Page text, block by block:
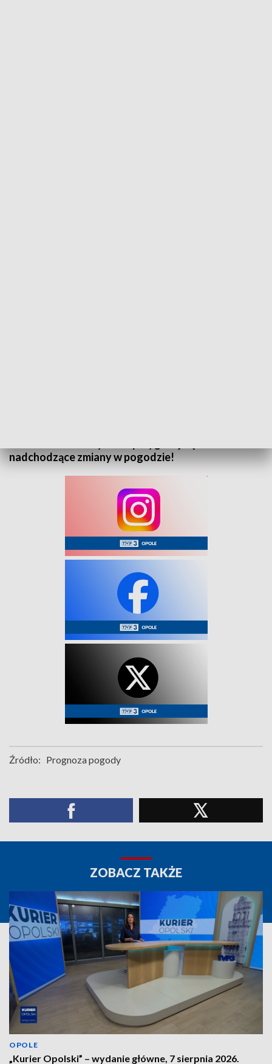
nadchodzące zmiany w pogodzie!
Źródło: Prognoza pogody
ZOBACZ TAKŻE
OPOLE
„Kurier Opolski” – wydanie główne, 7 sierpnia 2026.